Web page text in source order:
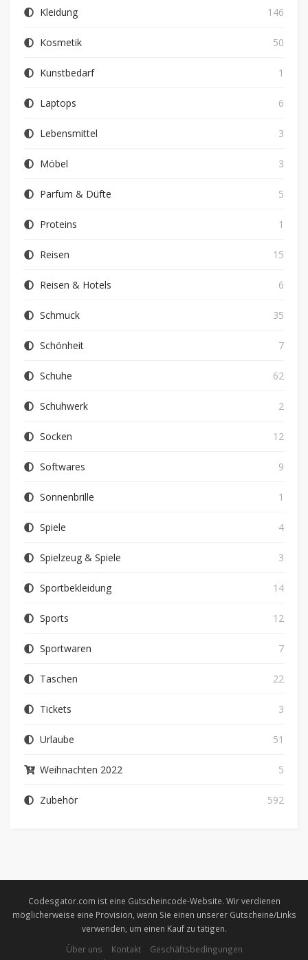
Kleidung 146
Kosmetik 50
Kunstbedarf 1
Laptops 6
Lebensmittel 3
Möbel 3
Parfum & Düfte 5
Proteins 1
Reisen 15
Reisen & Hotels 6
Schmuck 35
Schönheit 7
Schuhe 62
Schuhwerk 2
Socken 12
Softwares 9
Sonnenbrille 1
Spiele 4
Spielzeug & Spiele 3
Sportbekleidung 14
Sports 12
Sportwaren 7
Taschen 22
Tickets 3
Urlaube 51
Weihnachten 2022 5
Zubehör 592
Codesgator.com ist eine Gutscheincode-Website. Wir verdienen
möglicherweise eine Provision, wenn Sie einen unserer Gutscheine/Links
verwenden, um einen Kauf zu tätigen.
Über uns
Kontakt
Geschäftsbedingungen